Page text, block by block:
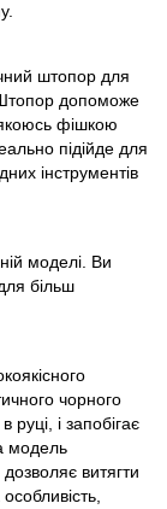
штопор для
допоможе
фішкою
підійде для
інструментів
моделі. Ви
більш
чорного
і запобігає
модель
витягти